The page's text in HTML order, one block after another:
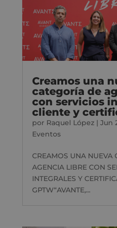
Creamos una
categoría de
con servicios
cliente y
por Raquel López| Jun
Eventos
CREAMOS UNA NUEVA
AGENCIA LIBRE CON
INTEGRALES Y
GPTW“AVANTE,...